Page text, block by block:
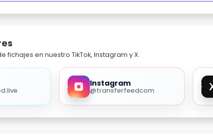
fichajes en nuestro TikTok, Instagram y X.
Instagram
@transferfeedcom